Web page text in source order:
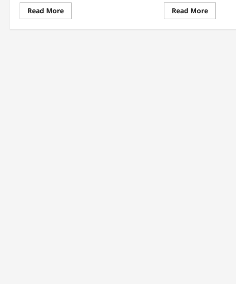
Read MoreRead
more
Jawatan
Read MoreRead
more
Jawatan